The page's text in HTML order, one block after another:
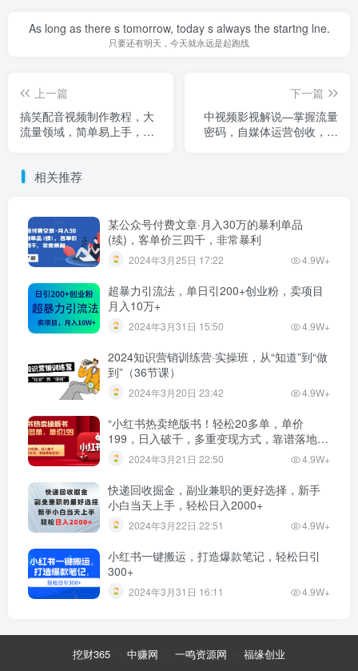
As long as there s tomorrow, today s always the startng lne.
只要还有明天，今天就永远是起跑线
上一篇
搞笑配音视频制作教程，大
流量领域，简单易上手，亲
下一篇
中视频影视解说—掌握流量
密码，自媒体运营创收，批
相关推荐
某公众号付费文章·月入30万的暴利单品
(续)，客单价三四千，非常暴利
2024年3月25日 17:22 4.9W+
超暴力引流法，单日引200+创业粉，卖项目
月入10万+
2024年3月31日 15:50 4.9W+
2024知识营销训练营·实操班，从“知道”到“做
到”（36节课）
2024年3月20日 23:42 4.9W+
“小红书热卖绝版书！轻松20多单，单价
199，日入破千，多重变现方式，靠谱落地项
目！”2024年3月21日 22:50 4.9W+
快递回收掘金，副业兼职的更好选择，新手
小白当天上手，轻松日入2000+
2024年3月22日 22:51 4.9W+
小红书一键搬运，打造爆款笔记，轻松日引
300+
2024年3月31日 16:11 4.9W+
挖财365 中赚网 一鸣资源网 福缘创业